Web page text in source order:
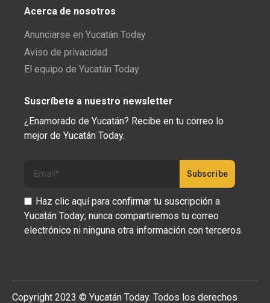
Acerca de nosotros
Anunciarse en Yucatán Today
Aviso de privacidad
El equipo de Yucatán Today
Suscríbete a nuestro newsletter
¿Enamorado de Yucatán? Recibe en tu correo lo
mejor de Yucatán Today.
Haz clic aquí para confirmar tu suscripción a
Yucatán Today; nunca compartiremos tu correo
electrónico ni ninguna otra información con terceros.
Copyright 2023 © Yucatán Today. Todos los derechos